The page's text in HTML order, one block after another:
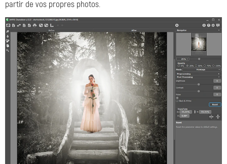
partir de vos propres photos.